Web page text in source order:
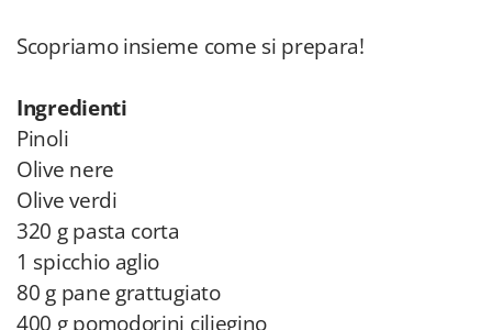
Scopriamo insieme come si prepara!
Ingredienti
Pinoli
Olive nere
Olive verdi
320 g pasta corta
1 spicchio aglio
80 g pane grattugiato
400 g pomodorini ciliegino